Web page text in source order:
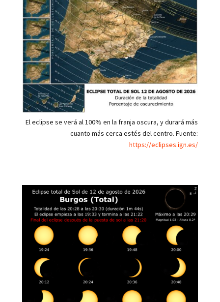
El eclipse se verá al 100% en la franja oscura, y durará más
cuanto más cerca estés del centro. Fuente:
https://eclipses.ign.es/